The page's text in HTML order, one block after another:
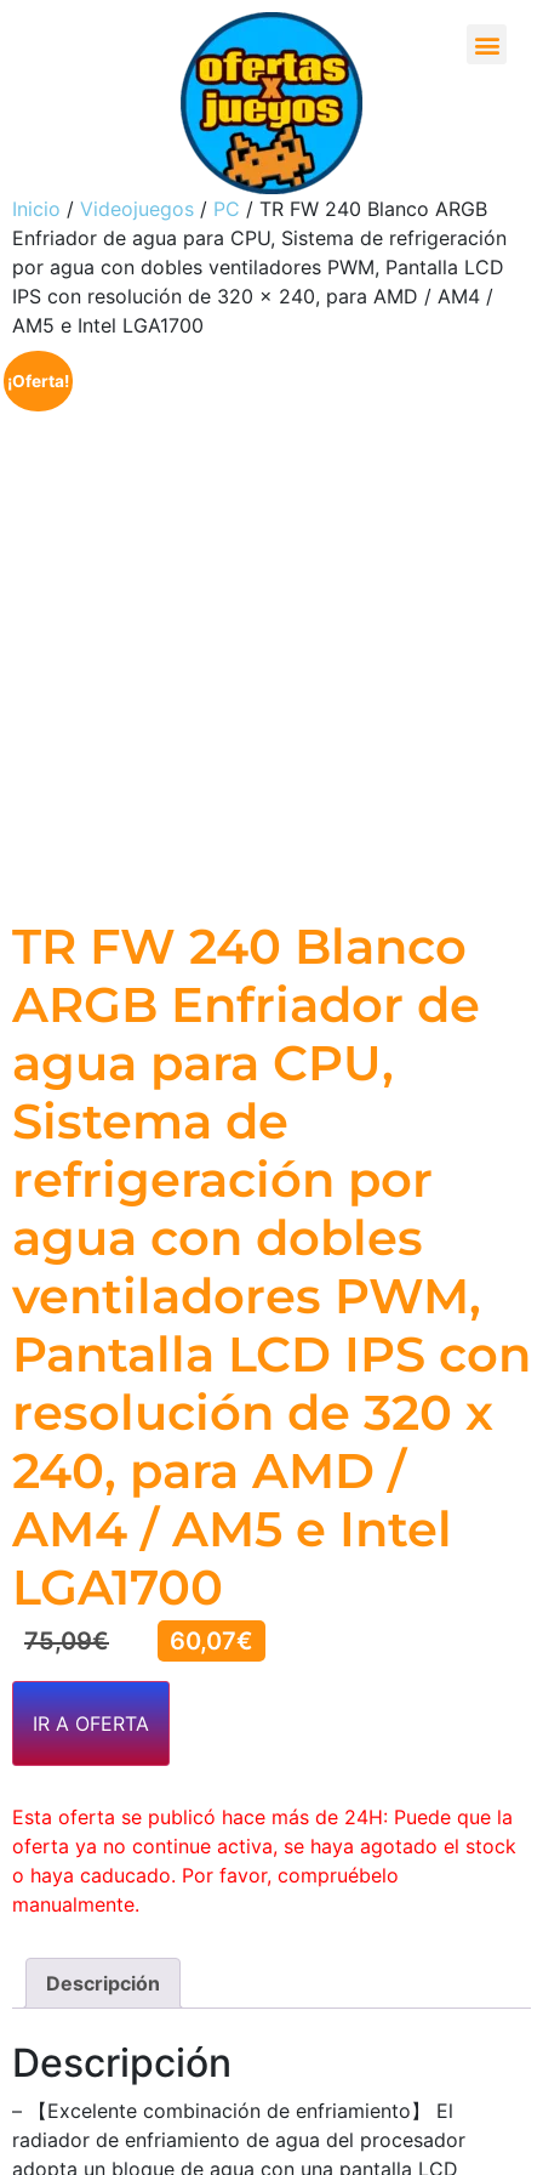
Inicio / Videojuegos / PC / TR FW 240 Blanco ARGB
Enfriador de agua para CPU, Sistema de refrigeración
por agua con dobles ventiladores PWM, Pantalla LCD
IPS con resolución de 320 x 240, para AMD / AM4 /
AM5 e Intel LGA1700
¡Oferta!
TR FW 240 Blanco
ARGB Enfriador de
agua para CPU,
Sistema de
refrigeración por
agua con dobles
ventiladores PWM,
Pantalla LCD IPS con
resolución de 320 x
240, para AMD /
AM4 / AM5 e Intel
LGA1700
75,09€ 60,07€
IR A OFERTA
Esta oferta se publicó hace más de 24H: Puede que la
oferta ya no continue activa, se haya agotado el stock
o haya caducado. Por favor, compruébelo
manualmente.
Descripción
Descripción
– 【Excelente combinación de enfriamiento】 El
radiador de enfriamiento de agua del procesador
adopta un bloque de agua con una pantalla LCD